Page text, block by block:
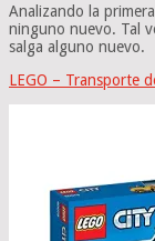
Analizando la
ninguno nuevo. Tal
salga alguno nuevo.
LEGO – Transporte